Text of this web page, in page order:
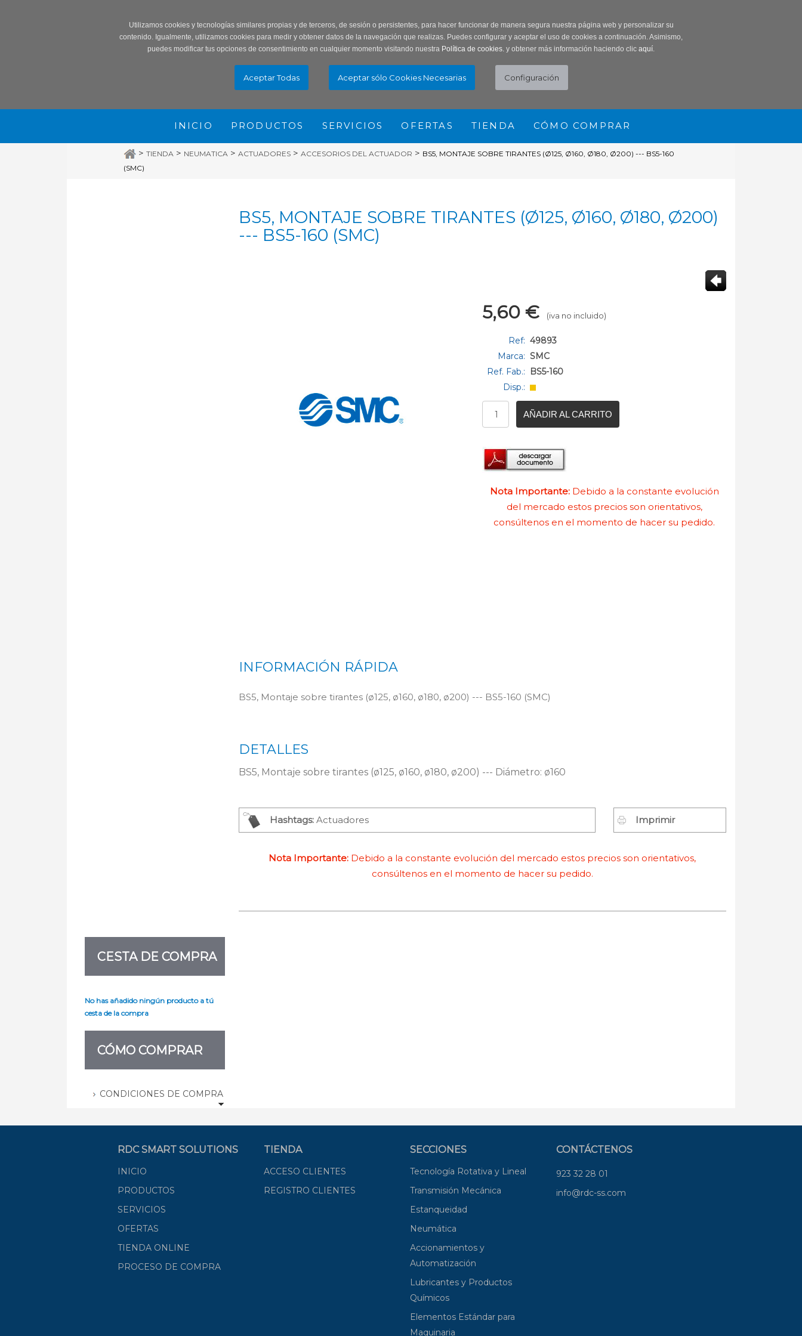
Utilizamos cookies y tecnologías similares propias y de terceros, de sesión o persistentes, para hacer funcionar de manera segura nuestra página web y personalizar su
contenido. Igualmente, utilizamos cookies para medir y obtener datos de la navegación que realizas. Puedes configurar y aceptar el uso de cookies a continuación. Asimismo,
puedes modificar tus opciones de consentimiento en cualquier momento visitando nuestra Política de cookies. y obtener más información haciendo clic aquí.
INICIO PRODUCTOS SERVICIOS OFERTAS TIENDA CÓMO COMPRAR
> TIENDA > NEUMATICA > ACTUADORES > ACCESORIOS DEL ACTUADOR > BS5, MONTAJE SOBRE TIRANTES (Ø125, Ø160, Ø180, Ø200) --- BS5-160
(SMC)
BS5, MONTAJE SOBRE TIRANTES (Ø125, Ø160, Ø180, Ø200)
--- BS5-160 (SMC)
5,60 € (iva no incluido)
Ref:49893
Marca:SMC
Ref. Fab.: BS5-160
Disp.:
AÑADIR AL CARRITO
Nota Importante:Debido a la constante evolución
del mercado estos precios son orientativos,
consúltenos en el momento de hacer su pedido.
INFORMACIÓN RÁPIDA
BS5, Montaje sobre tirantes (ø125, ø160, ø180, ø200) --- BS5-160 (SMC)
DETALLES
BS5, Montaje sobre tirantes (ø125, ø160, ø180, ø200) --- Diámetro: ø160
Hashtags: Actuadores Imprimir
Nota Importante: Debido a la constante evolución del mercado estos precios son orientativos,
consúltenos en el momento de hacer su pedido.
CESTA DE COMPRA
No has añadido ningún producto a tú
cesta de la compra
CÓMO COMPRAR
CONDICIONES DE COMPRA
RDC SMART SOLUTIONS
INICIO
PRODUCTOS
SERVICIOS
OFERTAS
TIENDA ONLINE
PROCESO DE COMPRA
TIENDA
ACCESO CLIENTES
REGISTRO CLIENTES
SECCIONES
Tecnología Rotativa y Lineal
Transmisión Mecánica
Estanqueidad
Neumática
Accionamientos y
Automatización
Lubricantes y Productos
Químicos
Elementos Estándar para
Maquinaria
CONTÁCTENOS
923 32 28 01
info@rdc-ss.com